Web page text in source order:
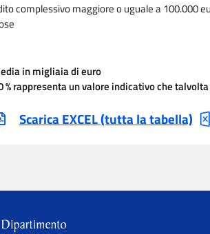
% rappresenta un valore indicativo che